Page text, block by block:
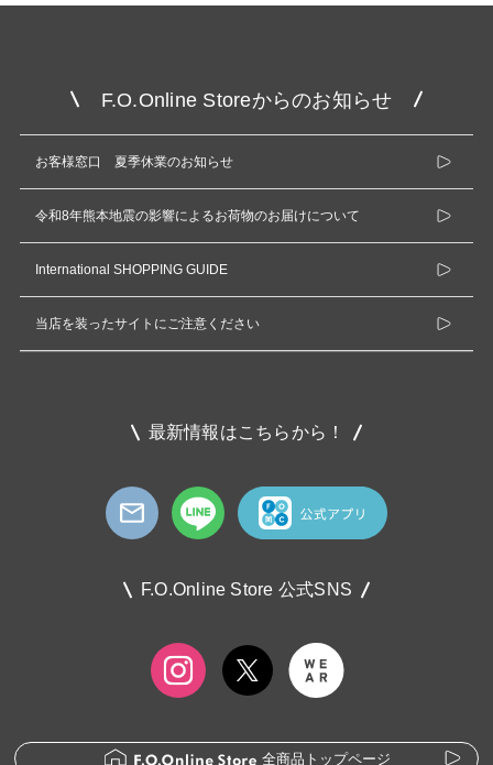
F.O.Online Storeからのお知らせ
お客様窓口 夏季休業のお知らせ
令和8年熊本地震の影響によるお荷物のお届けについて
International SHOPPING GUIDE
当店を装ったサイトにご注意ください
最新情報はこちらから！
F.O.Online Store 公式SNS
全商品トップページ